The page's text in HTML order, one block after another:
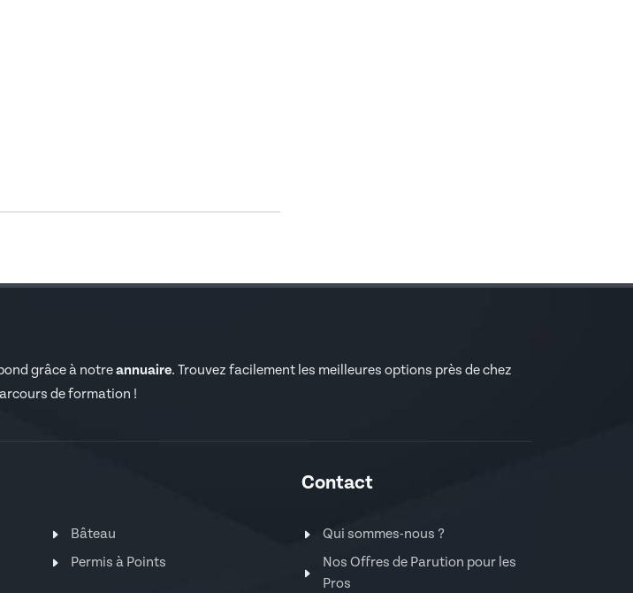
grâce à notreannuaire. Trouvez facilement les meilleures options près de chez
de formation !
Bâteau
Permis à Points
Contact
Qui sommes-nous ?
Nos Offres de Parution pour les
Pros